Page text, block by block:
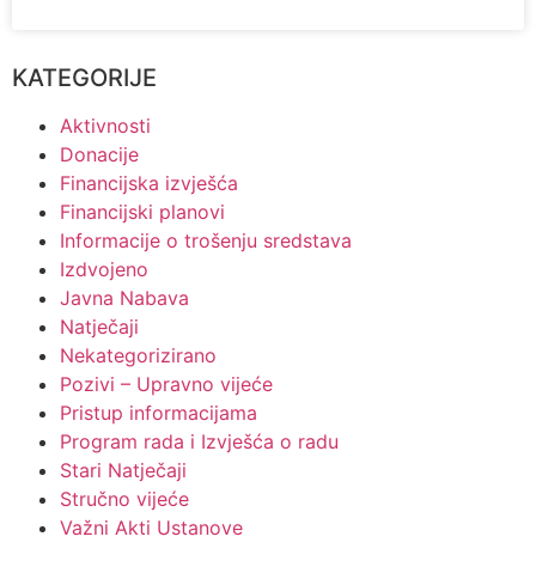
KATEGORIJE
Aktivnosti
Donacije
Financijska izvješća
Financijski planovi
Informacije o trošenju sredstava
Izdvojeno
Javna Nabava
Natječaji
Nekategorizirano
Pozivi – Upravno vijeće
Pristup informacijama
Program rada i Izvješća o radu
Stari Natječaji
Stručno vijeće
Važni Akti Ustanove